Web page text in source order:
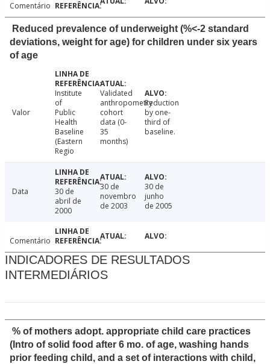
Comentário
Reduced prevalence of underweight (%<-2 standard
deviations, weight for age) for children under six years
of age
Valor
Institute
of
Public
Health
Baseline
(Eastern
Regio
Validated
anthropometry
cohort
data (0-
35
months)
Reduction
by one-
third of
baseline.
Data
30 de
abril de
2000
30 de
novembro
de 2003
30 de
junho
de 2005
Comentário
INDICADORES DE RESULTADOS
INTERMEDIÁRIOS
% of mothers adopt. appropriate child care practices
(Intro of solid food after 6 mo. of age, washing hands
prior feeding child, and a set of interactions with child,